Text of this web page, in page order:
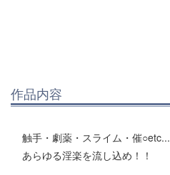
作品内容
触手・劇薬・スライム・催○etc...
あらゆる淫楽を流し込め！！